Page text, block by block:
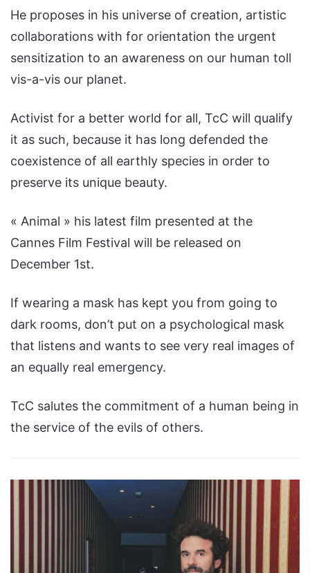
He proposes in his universe of creation, artistic
collaborations with for orientation the urgent
sensitization to an awareness on our human toll
vis-a-vis our planet.
Activist for a better world for all, TcC will qualify
it as such, because it has long defended the
coexistence of all earthly species in order to
preserve its unique beauty.
« Animal » his latest film presented at the
Cannes Film Festival will be released on
December 1st.
If wearing a mask has kept you from going to
dark rooms, don’t put on a psychological mask
that listens and wants to see very real images of
an equally real emergency.
TcC salutes the commitment of a human being in
the service of the evils of others.